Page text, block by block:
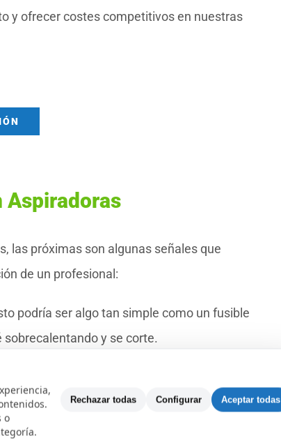
y ofrecer costes competitivos en nuestras
Aspiradoras
las próximas son algunas señales que
de un profesional:
podría ser algo tan simple como un fusible
sobrecalentando y se corte.
traqueteo o vibración. Escuche su
inconvenientes como aspas del
o
Rechazar todas Configurar Aceptar todas